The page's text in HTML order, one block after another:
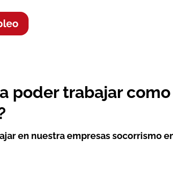
poder trabajar como
en nuestraempresas socorrismo